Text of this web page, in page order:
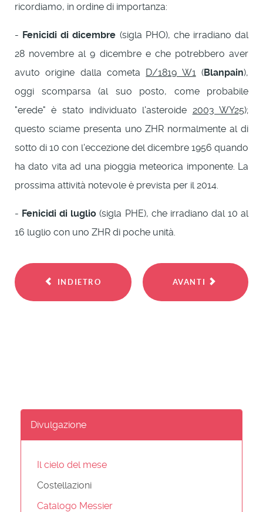
ricordiamo, in ordine di importanza:
- Fenicidi di dicembre (sigla PHO), che irradiano dal
28 novembre al 9 dicembre e che potrebbero aver
avuto origine dalla cometa D/1819 W1 (Blanpain),
oggi scomparsa (al suo posto, come probabile
"erede" è stato individuato l'asteroide 2003 WY25);
questo sciame presenta uno ZHR normalmente al di
sotto di 10 con l'eccezione del dicembre 1956 quando
ha dato vita ad una pioggia meteorica imponente. La
prossima attività notevole è prevista per il 2014.
- Fenicidi di luglio (sigla PHE), che irradiano dal 10 al
16 luglio con uno ZHR di poche unità.
INDIETRO AVANTI
Divulgazione
Il cielo del mese
Costellazioni
Catalogo Messier